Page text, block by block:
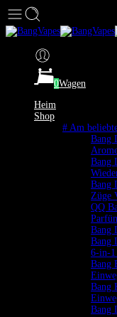
0Wagen
Heim
Shop
# Am
Bang
Bang
Bang
Züge
QQ
Bang
Bang
6-in-
Bang
Bang
Bang